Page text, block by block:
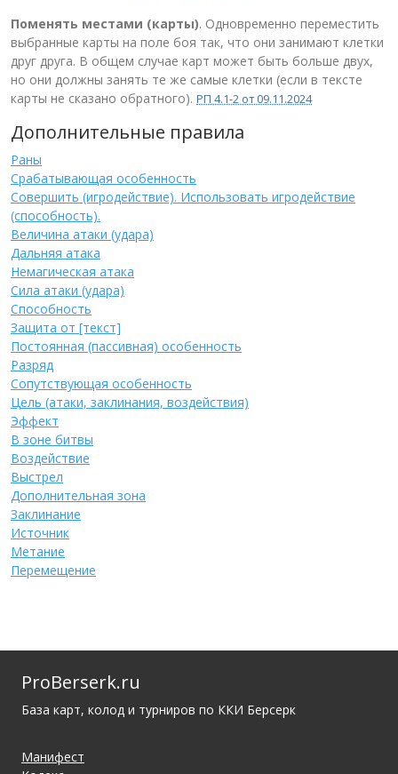
Поменять местами (карты). Одновременно переместить
выбранные карты на поле боя так, что они занимают клетки
друг друга. В общем случае карт может быть больше двух,
но они должны занять те же самые клетки (если в тексте
карты не сказано обратного). РП 4.1-2 от 09.11.2024
Дополнительные правила
Раны
Срабатывающая особенность
Совершить (игродействие). Использовать игродействие
(способность).
Величина атаки (удара)
Дальняя атака
Немагическая атака
Сила атаки (удара)
Способность
Защита от [текст]
Постоянная (пассивная) особенность
Разряд
Сопутствующая особенность
Цель (атаки, заклинания, воздействия)
Эффект
В зоне битвы
Воздействие
Выстрел
Дополнительная зона
Заклинание
Источник
Метание
Перемещение
ProBerserk.ru
База карт, колод и турниров по ККИ Берсерк
Манифест